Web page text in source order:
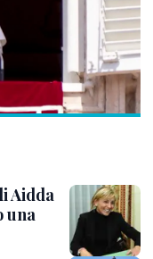
Aidda
una